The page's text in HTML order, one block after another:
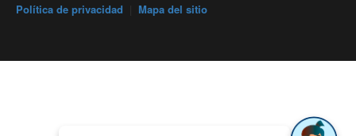
Política de privacidad
Mapa del sitio